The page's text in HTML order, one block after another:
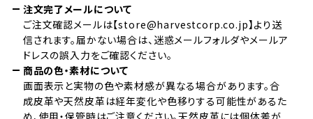
注文完了メールについて
ご注文確認メールは【store@harvestcorp.co.jp】より送
信されます。届かない場合は、迷惑メールフォルダやメールア
ドレスの誤入力をご確認ください。
商品の色・素材について
画面表示と実物の色や素材感が異なる場合があります。合
成皮革や天然皮革は経年変化や色移りする可能性があるた
め、使用・保管時はご注意ください。天然皮革には個体差が